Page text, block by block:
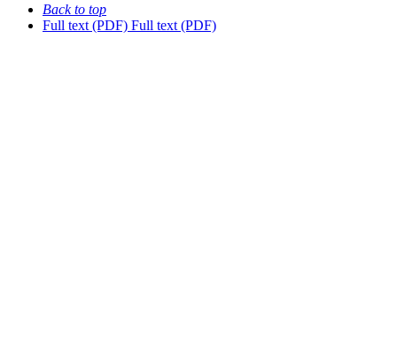
Back to top
Full text (PDF) Full text (PDF)